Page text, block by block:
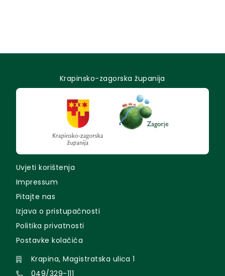
Krapinsko-zagorska županija
Uvjeti korištenja
Impressum
Pitajte nas
Izjava o pristupačnosti
Politika privatnosti
Postavke kolačića
Krapina, Magistratska ulica 1
049/329-111